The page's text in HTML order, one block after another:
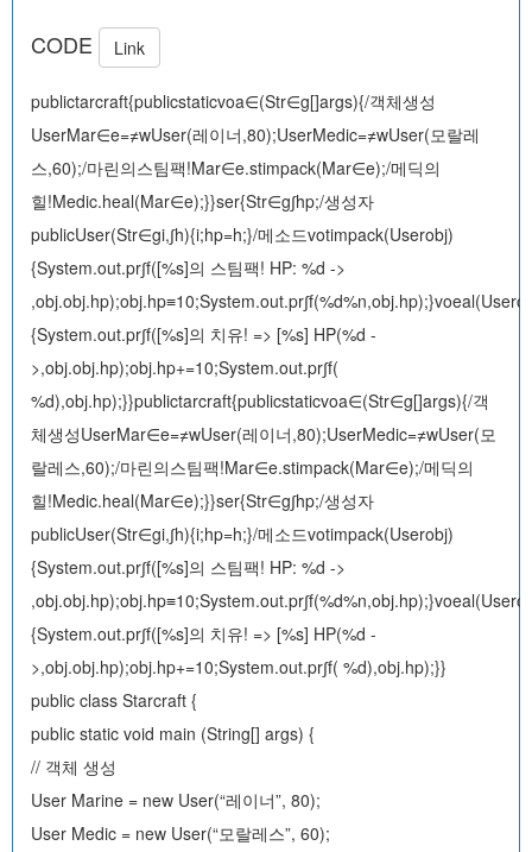
CODE Link
publictarcraft{publicstaticvoa∈(Str∈g[]args){/객체생성
UserMar∈e=≠wUser(레이너,80);UserMedic=≠wUser(모랄레
스,60);/마린의스팀팩!Mar∈e.stimpack(Mar∈e);/메딕의
힐!Medic.heal(Mar∈e);}}ser{Str∈g∫hp;/생성자
publicUser(Str∈gi,∫h){i;hp=h;}/메소드votimpack(Userobj)
{System.out.pr∫f([%s]의 스팀팩! HP: %d ->
{System.out.pr∫f([%s]의 치유! => [%s] HP(%d -
>,obj.obj.hp);obj.hp+=10;System.out.pr∫f(
%d),obj.hp);}}publictarcraft{publicstaticvoa∈(Str∈g[]args){/객
체생성UserMar∈e=≠wUser(레이너,80);UserMedic=≠wUser(모
랄레스,60);/마린의스팀팩!Mar∈e.stimpack(Mar∈e);/메딕의
힐!Medic.heal(Mar∈e);}}ser{Str∈g∫hp;/생성자
publicUser(Str∈gi,∫h){i;hp=h;}/메소드votimpack(Userobj)
{System.out.pr∫f([%s]의 스팀팩! HP: %d ->
{System.out.pr∫f([%s]의 치유! => [%s] HP(%d -
>,obj.obj.hp);obj.hp+=10;System.out.pr∫f( %d),obj.hp);}}
public class Starcraft {
public static void main (String[] args) {
// 객체 생성
User Marine = new User(“레이너”, 80);
User Medic = new User(“모랄레스”, 60);